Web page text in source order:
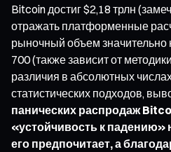
Bitcoin достиг $2,18 трлн
отражать платформенные
рыночный объем
700 (также зависит от
различия в абсолютных
статистических подходов,
панических распродаж
«устойчивость к падению»
его предпочитает, а